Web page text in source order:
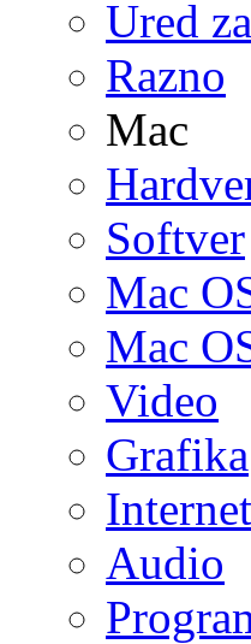
Ured
Razno
Mac
Softver
Mac
Mac
Video
Grafika
Audio